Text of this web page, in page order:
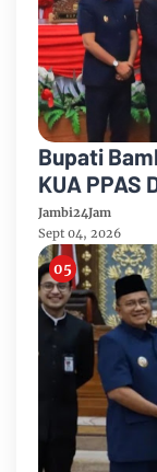
Bupati
KUA PPAS
Muarojambi
Jambi24Jam
Sept 04, 2026